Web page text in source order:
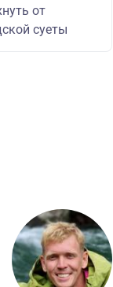
от
суеты